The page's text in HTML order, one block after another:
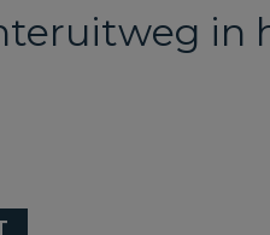
in